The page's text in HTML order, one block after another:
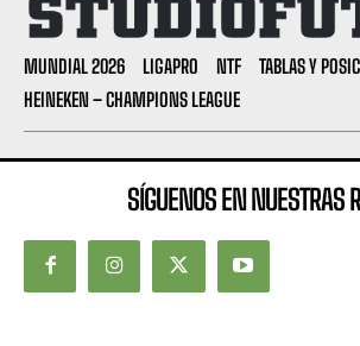
MUNDIAL 2026 LIGAPRO NTF
TABLAS Y
HEINEKEN – CHAMPIONS LEAGUE
SÍGUENOS EN NUESTRAS